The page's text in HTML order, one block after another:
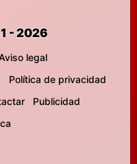
- 2026
legal
Política de privacidad
Publicidad